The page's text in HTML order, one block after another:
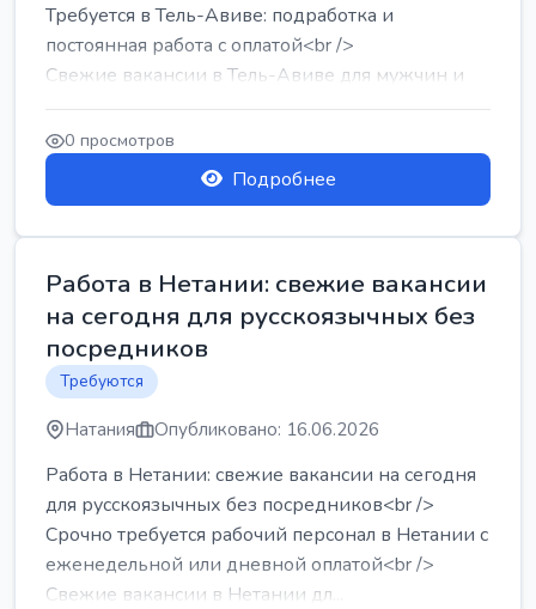
Требуется в Тель-Авиве: подработка и
постоянная работа с оплатой<br />
Свежие вакансии в Тель-Авиве для мужчин и
женщин от хозя...
0 просмотров
Подробнее
Работа в Нетании: свежие вакансии
на сегодня для русскоязычных без
посредников
Требуются
Натания Опубликовано: 16.06.2026
Работа в Нетании: свежие вакансии на сегодня
для русскоязычных без посредников<br />
Срочно требуется рабочий персонал в Нетании с
еженедельной или дневной оплатой<br />
Свежие вакансии в Нетании дл...